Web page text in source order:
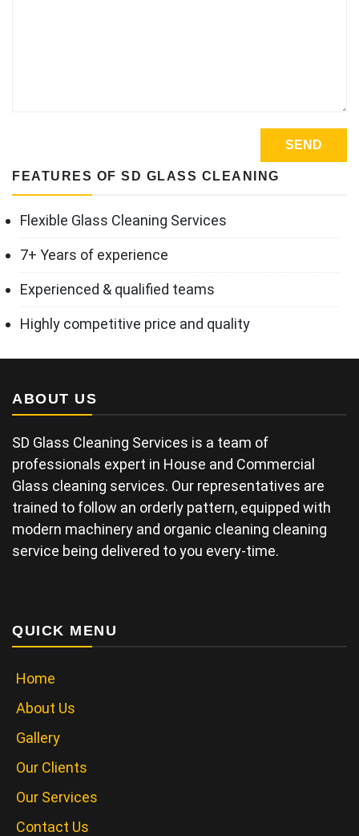
FEATURES OF SD GLASS CLEANING
Flexible Glass Cleaning Services
7+ Years of experience
Experienced & qualified teams
Highly competitive price and quality
ABOUT US
SD Glass Cleaning Services is a team of
professionals expert in House and Commercial
Glass cleaning services. Our representatives are
trained to follow an orderly pattern, equipped with
modern machinery and organic cleaning cleaning
service being delivered to you every-time.
QUICK MENU
Home
About Us
Gallery
Our Clients
Our Services
Contact Us